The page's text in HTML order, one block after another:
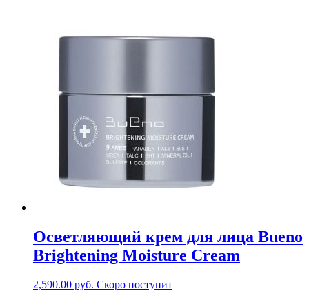
Осветляющий крем для лица Bueno
Brightening Moisture Cream
2,590.00 руб. Скоро поступит